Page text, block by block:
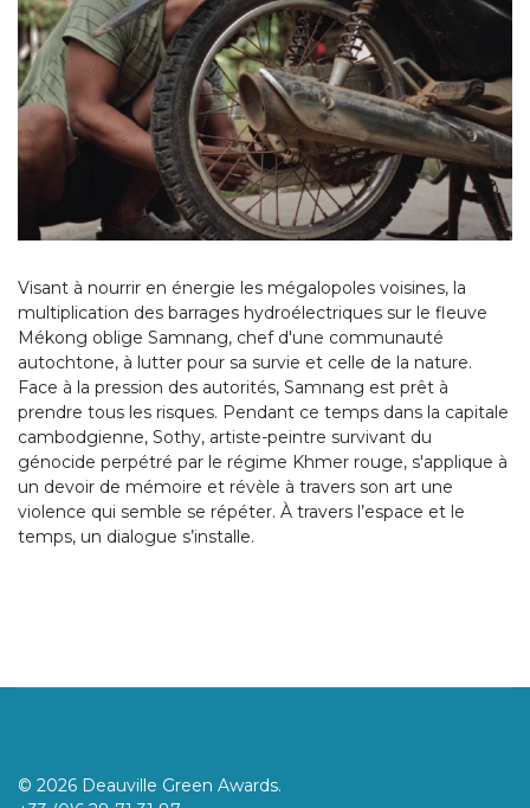
Visant à nourrir en énergie les mégalopoles voisines, la
multiplication des barrages hydroélectriques sur le fleuve
Mékong oblige Samnang, chef d'une communauté
autochtone, à lutter pour sa survie et celle de la nature.
Face à la pression des autorités, Samnang est prêt à
prendre tous les risques. Pendant ce temps dans la capitale
cambodgienne, Sothy, artiste-peintre survivant du
génocide perpétré par le régime Khmer rouge, s'applique à
un devoir de mémoire et révèle à travers son art une
violence qui semble se répéter. À travers l’espace et le
temps, un dialogue s’installe.
© 2026 Deauville Green Awards.